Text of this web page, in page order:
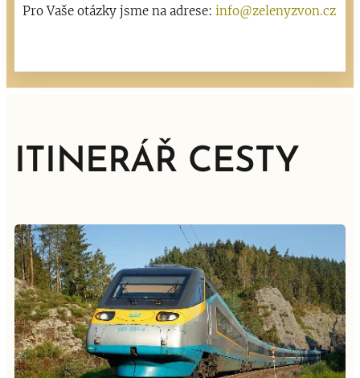
Pro Vaše otázky jsme na adrese: info@zelenyzvon.cz
ITINERÁŘ CESTY